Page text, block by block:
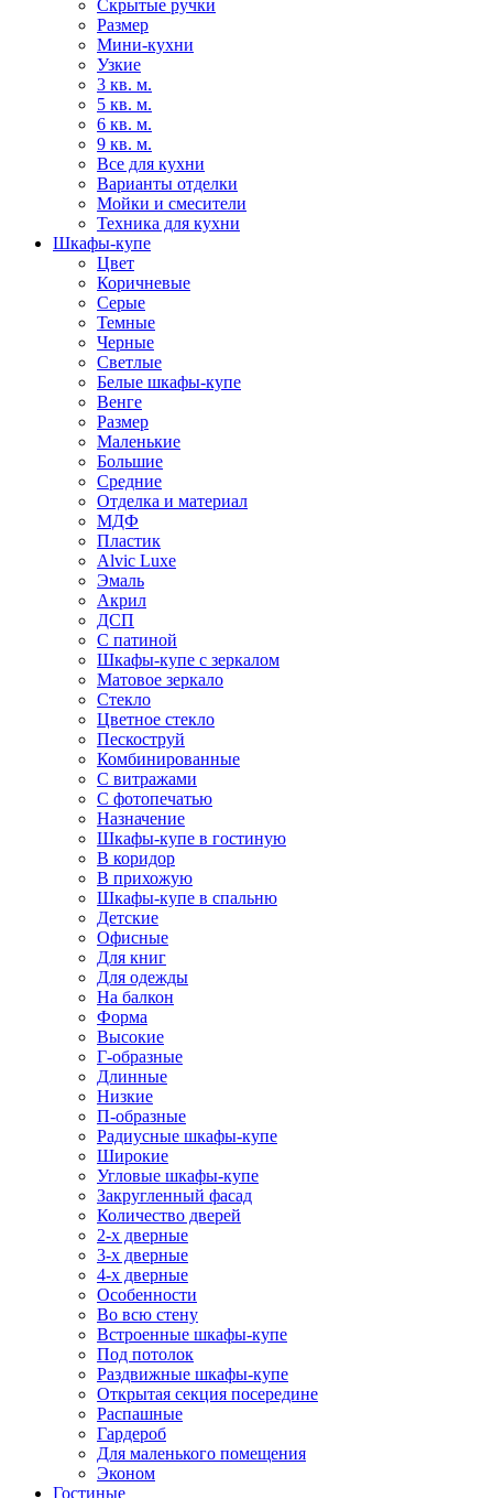
Скрытые ручки
Размер
Мини-кухни
Узкие
3 кв. м.
5 кв. м.
6 кв. м.
9 кв. м.
Все для кухни
Варианты отделки
Мойки и смесители
Техника для кухни
Шкафы-купе
Цвет
Коричневые
Серые
Темные
Черные
Светлые
Белые шкафы-купе
Венге
Размер
Маленькие
Большие
Средние
Отделка и материал
МДФ
Пластик
Alvic Luxe
Эмаль
Акрил
ДСП
С патиной
Шкафы-купе с зеркалом
Матовое зеркало
Стекло
Цветное стекло
Пескоструй
Комбинированные
С витражами
С фотопечатью
Назначение
Шкафы-купе в гостиную
В коридор
В прихожую
Шкафы-купе в спальню
Детские
Офисные
Для книг
Для одежды
На балкон
Форма
Высокие
Г-образные
Длинные
Низкие
П-образные
Радиусные шкафы-купе
Широкие
Угловые шкафы-купе
Закругленный фасад
Количество дверей
2-х дверные
3-х дверные
4-х дверные
Особенности
Во всю стену
Встроенные шкафы-купе
Под потолок
Раздвижные шкафы-купе
Открытая секция посередине
Распашные
Гардероб
Для маленького помещения
Эконом
Гостиные